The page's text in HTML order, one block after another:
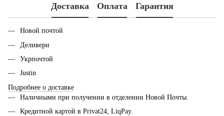
Доставка Оплата Гарантия
Новой почтой
Деливери
Укрпочтой
Justin
Подробнее о доставке
Наличными при получении в отделении Новой Почты.
Кредитной картой в Privat24, LiqPay.